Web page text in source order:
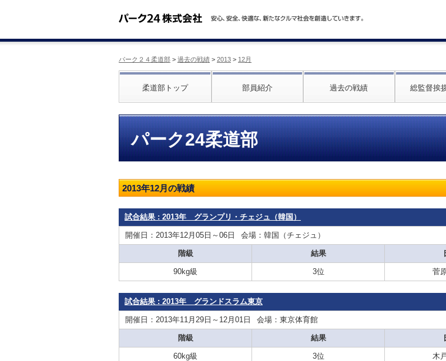
パーク２４柔道部 > 過去の戦績 > 2013 > 12月
柔道部トップ 部員紹介 過去の戦績 総監督挨
パーク24柔道部
2013年12月の戦績
試合結果 : 2013年 グランプリ・チェジュ（韓国）
開催日：2013年12月05日～06日 会場：韓国（チェジュ）
階級 結果
90kg級 3位 菅
試合結果 : 2013年 グランドスラム東京
開催日：2013年11月29日～12月01日 会場：東京体育館
階級 結果
60kg級 3位 木